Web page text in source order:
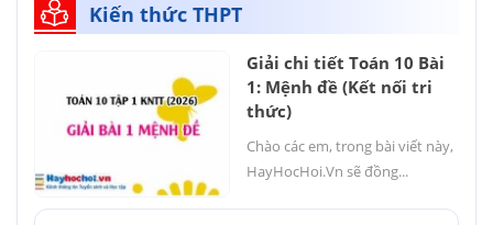
Kiến thức THPT
Giải chi tiết Toán 10 Bài
1: Mệnh đề (Kết nối tri
thức)
Chào các em, trong bài viết này,
HayHocHoi.Vn sẽ đồng...